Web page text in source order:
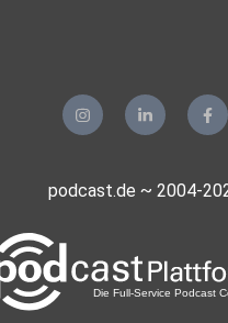
podcast.de ~ 2004-